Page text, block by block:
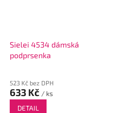
Sielei 4534 dámská
podprsenka
523 Kč bez DPH
633 Kč / ks
DETAIL